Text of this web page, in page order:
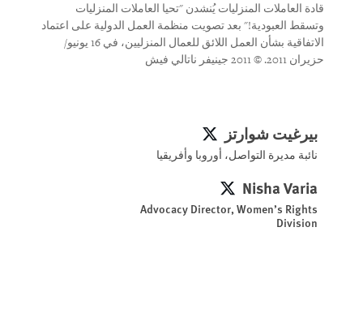
قادة العاملات المنزليات يُنشدن "تحيا العاملات المنزليات
وتسقط العبودية!" بعد تصويت منظمة العمل الدولية على اعتماد
الاتفاقية بشأن العمل اللائق للعمال المنزليين، في 16 يونيو/
حزيران 2011. © 2011 جينيفر ناتالي فيش
بيرغيت شوارتز بيرغيت شوارتز
نائبة مديرة التواصل، أوروبا وأفريقيا
Nisha Varia
Nisha Varia
Advocacy Director, Women’s Rights
Division